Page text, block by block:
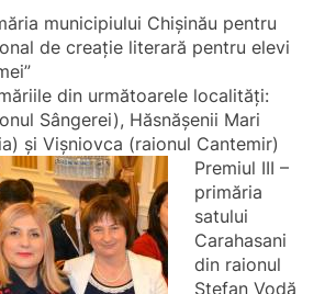
municipiului Chișinău pentru
de creaţie literară pentru elevi
din următoarele localități:
Sângerei), Hăsnășenii Mari
și Vișniovca (raionul Cantemir)
Premiul III –
primăria
satului
Carahasani
din raionul
Ștefan Vodă